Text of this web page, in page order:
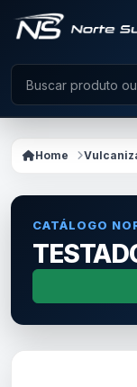
Home
CATÁLOGO